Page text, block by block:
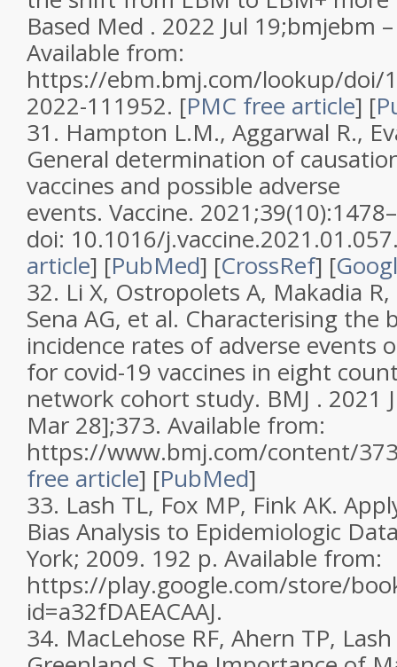
Based Med . 2022 Jul 19;bmjebm
Available from:
https://ebm.bmj.com/lookup/doi/
2022-111952. [PMC free article] [
31. Hampton L.M., Aggarwal R.,
General determination of
vaccines and possible adverse
events. Vaccine. 2021;39
doi: 10.1016/
article] [PubMed] [CrossRef] [
32. Li X, Ostropolets A, Makadia
Sena AG, et al. Characterising the
incidence rates of adverse events
for covid-19 vaccines in eight
network cohort study. BMJ . 2021
Mar 28];373. Available from:
https://www.bmj.com/content/
free article] [PubMed]
33. Lash TL, Fox MP, Fink AK.
Bias Analysis to Epidemiologic
York; 2009. 192 p. Available from:
https://play.google.com/store/
id=a32fDAEACAAJ.
34. MacLehose RF, Ahern TP,